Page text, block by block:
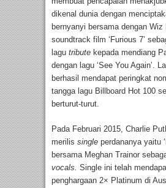
dikenal dunia dengan
bernyanyi bersama dengan
soundtrack film ‘Furious 7’
lagu tribute kepada mendiang
dengan lagu ‘See You Again’.
berhasil mendapat peringkat
tangga lagu Billboard Hot 100
berturut-turut.
Pada Februari 2015, Charlie
merilis single perdananya yaitu
bersama Meghan Trainor
vocals. Single ini telah
penghargaan 2× Platinum di